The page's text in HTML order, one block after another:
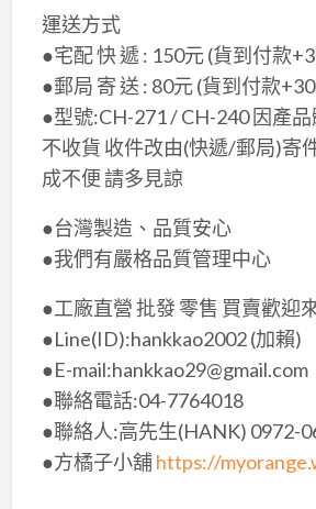
運送方式
●宅配 快 遞 : 150元 (貨到付款
●郵局 寄 送 : 80元 (貨到付款
●型號:CH-271 / CH-240 因產
不收貨 收件改由(快遞/郵局)寄
成不便 請多見諒
●台灣製造、品質安心
●我們有嚴格品質管理中心
●工廠直營 批發 零售 買賣歡迎
●Line(ID):hankkao2002 (加賴)
●E-mail:hankkao29@gmail.com
●聯絡電話:04-7764018
●聯絡人:高先生(HANK) 0972-
●方橘子小舖 ​https://